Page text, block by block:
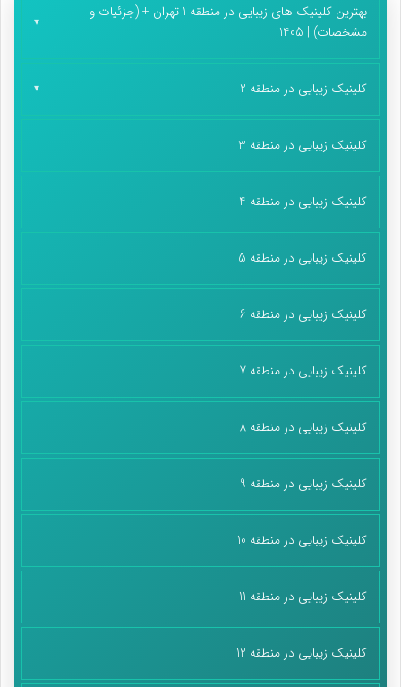
بهترین کلینیک های زیبایی در منطقه 1 تهران + (جزئیات و
مشخصات) | 1405
کلینیک زیبایی در منطقه 2
کلینیک زیبایی در منطقه 3
کلینیک زیبایی در منطقه 4
کلینیک زیبایی در منطقه 5
کلینیک زیبایی در منطقه 6
کلینیک زیبایی در منطقه 7
کلینیک زیبایی در منطقه 8
کلینیک زیبایی در منطقه 9
کلینیک زیبایی در منطقه 10
کلینیک زیبایی در منطقه 11
کلینیک زیبایی در منطقه 12